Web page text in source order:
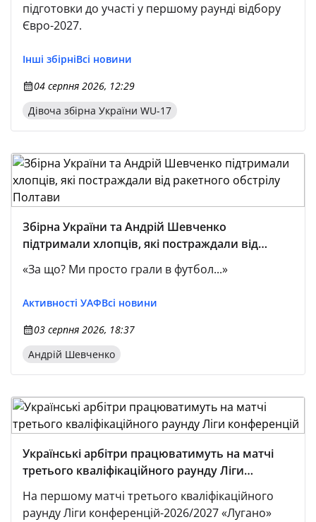
підготовки до участі у першому раунді відбору
Євро-2027.
Інші збірніВсі новини
04 серпня 2026, 12:29
Дівоча збірна України WU-17
Збірна України та Андрій Шевченко
підтримали хлопців, які постраждали від
ракетного обстрілу Полтави
«За що? Ми просто грали в футбол...»
Активності УАФВсі новини
03 серпня 2026, 18:37
Андрій Шевченко
Українські арбітри працюватимуть на матчі
третього кваліфікаційного раунду Ліги
На першому матчі третього кваліфікаційного
раунду Ліги конференцій-2026/2027 «Лугано»